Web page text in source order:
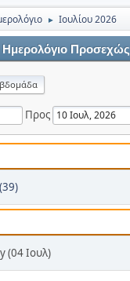
► Ιουλίου 2026
Ημερολόγιο Προσεχώς
Προς
(04 Ιουλ)